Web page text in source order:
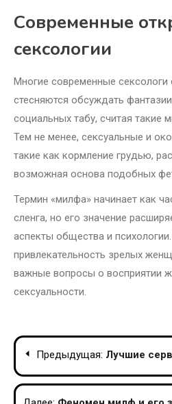
Современные
сексологии
Многие современные сексологи
стесняются обсуждать
социальных табу, считая такие
Тем не менее, сексуальные и
такие как кормление грудью,
возможная основа подобных
Термин «милфа» начинает как
сленга, но его значение
аспекты общества и
привлекательность зрелых
важные вопросы о восприятии
сексуальности.
Навигация
по
Предыдущая: Лучшие